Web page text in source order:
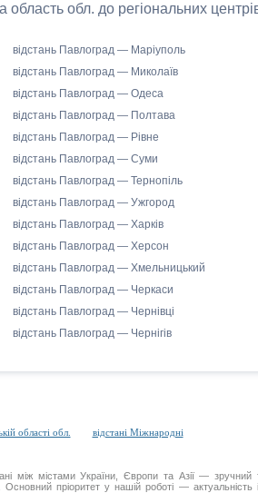
область обл. до регіональних
відстань Павлоград — Маріуполь
відстань Павлоград — Миколаїв
відстань Павлоград — Одеса
відстань Павлоград — Полтава
відстань Павлоград — Рівне
відстань Павлоград — Суми
відстань Павлоград — Тернопіль
відстань Павлоград — Ужгород
відстань Павлоград — Харків
відстань Павлоград — Херсон
відстань Павлоград — Хмельницький
відстань Павлоград — Черкаси
відстань Павлоград — Чернівці
відстань Павлоград — Чернігів
області обл. відстані Міжнародні
між містами України, Європи та Азії — зручний
. Основний пріоритет у нашій роботі — актуальність